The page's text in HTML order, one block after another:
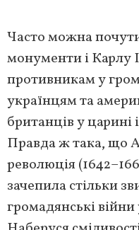
Часто можна
монументи і Карлу
противникам у
українцям та
британців у царині
Правда ж така, що
революція
зачепила стільки
громадянські